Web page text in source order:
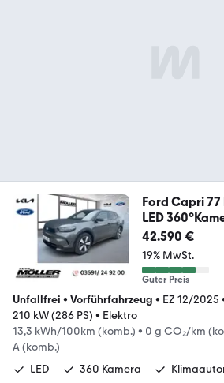
Ford Capri 77
LED
42.590 €
19% MwSt.
Guter Preis
Unfallfrei • Vorführfahrzeug • EZ 12/2025
210 kW (286 PS) • Elektro
13,3 kWh/100km (komb.) • 0 g CO₂/km
A (komb.)
LED
360 Kamera